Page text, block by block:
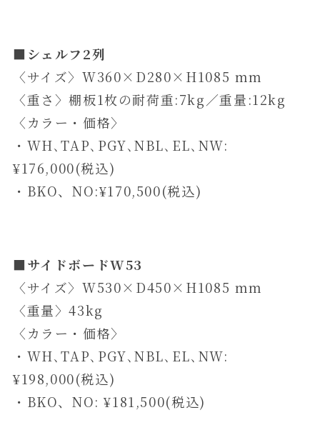
■シェルフ2列
〈サイズ〉W360×D280×H1085 mm
〈重さ〉棚板1枚の耐荷重:7kg／重量:12kg
〈カラー・価格〉
・WH､TAP､PGY､NBL､EL､NW:
¥176,000(税込)
・BKO、NO:¥170,500(税込)
■サイドボードW53
〈サイズ〉W530×D450×H1085 mm
〈重量〉43kg
〈カラー・価格〉
・WH､TAP､PGY､NBL､EL､NW:
¥198,000(税込)
・BKO、NO: ¥181,500(税込)